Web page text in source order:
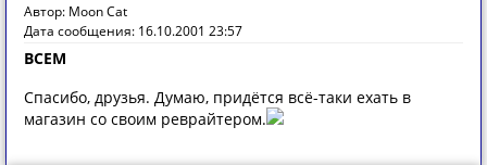
Автор: Moon Cat
Дата сообщения: 16.10.2001 23:57
ВСЕМ
Спасибо, друзья. Думаю, придётся всё-таки ехать в
магазин со своим реврайтером.